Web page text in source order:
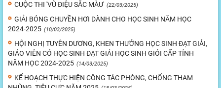
CUỘC THI 'VŨ ĐIỆU SẮC MÀU' (22/03/2025)
GIẢI BÓNG CHUYỀN HƠI DÀNH CHO HỌC SINH NĂM HỌC
2024-2025 (10/03/2025)
HỘI NGHỊ TUYÊN DƯƠNG, KHEN THƯỞNG HỌC SINH ĐẠT GIẢI,
GIÁO VIÊN CÓ HỌC SINH ĐẠT GIẢI HỌC SINH GIỎI CẤP TỈNH
NĂM HỌC 2024-2025 (14/03/2025)
KẾ HOẠCH THỰC HIỆN CÔNG TÁC PHÒNG, CHỐNG THAM